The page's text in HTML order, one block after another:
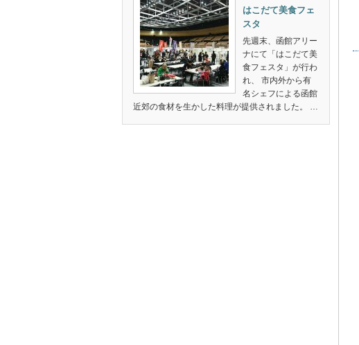
はこだて美食フェ
スタ
先週末、函館アリー
ナにて「はこだて美
食フェスタ」が行わ
れ、 市内外から有
名シェフによる函館
近郊の食材を生かした料理が提供されました。 …